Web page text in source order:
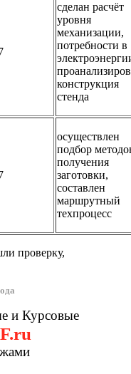
сделан расчёт
уровня
механизации,
потребности в
конструкция
стенда
осуществлен
подбор
получения
заготовки,
составлен
маршрутный
техпроцесс
проверку,
и Курсовые